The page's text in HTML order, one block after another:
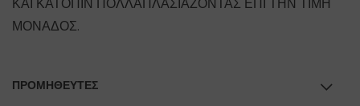
ΚΑΙ ΚΑΤΟΠΙΝ ΠΟΛΛΑΠΛΑΣΙΑΖΟΝΤΑΣ ΕΠΙ ΤΗΝ ΤΙΜΗ
ΜΟΝΑΔΟΣ.
ΠΡΟΜΗΘΕΥΤΕΣ